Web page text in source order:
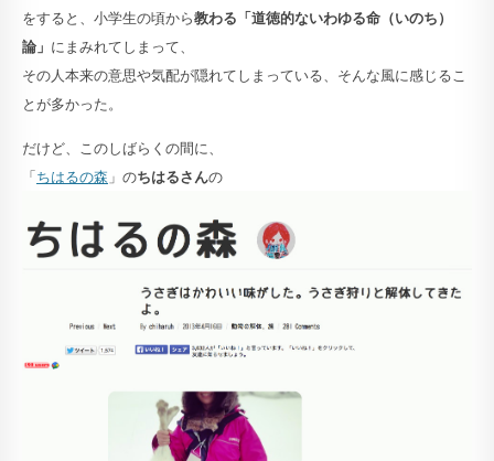
をすると、小学生の頃から教わる「道徳的ないわゆる命（いのち）
論」 にまみれてしまって、
その人本来の意思や気配が隠れてしまっている、そんな風に感じるこ
とが多かった。
だけど、このしばらくの間に、
「ちはるの森 」のちはるさんの